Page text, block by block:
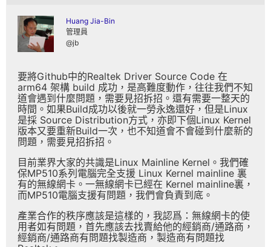
Huang Jia-Bin
管理員
@jb
要將Github中的Realtek Driver Source Code 在
arm64 架構 build 成功，是高難度動作，往往我們不知
道會遇到什麼問題，需要見招拆招。還有需要一整天的
時間。如果Build成功以後就一勞永逸還好，但是Linux
是採 Source Distribution方式，亦即下個Linux Kernel
版本又要重新Build一次，也不知道會不會碰到什麼新的
問題，需要見招拆招。
目前業界大家的共識是Linux Mainline Kernel。我們確
保MP510系列電腦完全支援 Linux Kernel mainline 裏
有的無線網卡。一無線網卡已經在 Kernel mainline裏，
而MP510電腦支援有問題，我們會負責到底。
產業合作的秩序應該是這樣的，我認爲：無線網卡的使
用者如有問題，首先應該去找賣給他的經銷商/通路商，
經銷商/通路商有問題找製造商，製造商有問題找